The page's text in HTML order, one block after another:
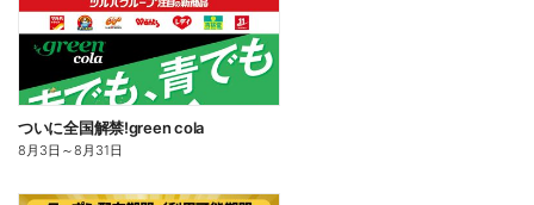
ついに全国解禁!green cola
8月3日 ～8月31日